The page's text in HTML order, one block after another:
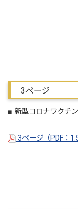
3ページ
■ 新型コロナワクチ
3ページ（PDF：